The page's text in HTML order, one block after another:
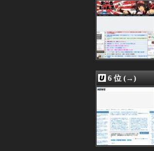
08/08 00:00
08/08 00:00
08/08 00:00
08/08 00:00
08/08 00:00
08/08 00:00
08/08 00:00
08/08 00:00
08/08 00:00
08/08 00:00
08/08 00:00
08/08 00:00
08/08 00:00
08/08 00:00
6 位 (→)